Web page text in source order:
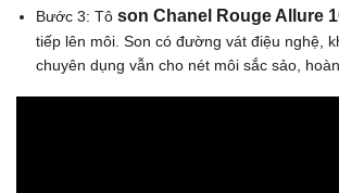
Bước 3: TôsonChanel Rouge Allure
tiếp lên môi. Son có đường vát điệu nghệ,
chuyên dụng vẫn cho nét môi sắc sảo,